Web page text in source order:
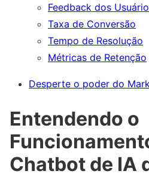
Feedback dos
Taxa de Conversão
Tempo de Resolução
Métricas de Retenção
Desperte o poder do
Entendendo o
Chatbot de IA